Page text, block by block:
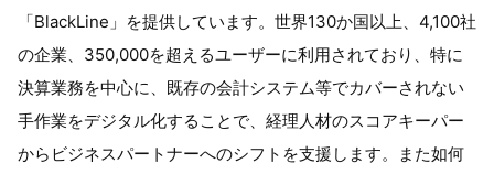
「BlackLine」を提供しています。世界130か国以上、4,100社
の企業、350,000を超えるユーザーに利用されており、特に
決算業務を中心に、既存の会計システム等でカバーされない
手作業をデジタル化することで、経理人材のスコアキーパー
からビジネスパートナーへのシフトを支援します。また如何